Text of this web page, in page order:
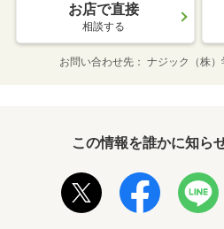
お店で直接
相談する
お問い合わせ先 ナジック（株
この情報を誰かに知ら